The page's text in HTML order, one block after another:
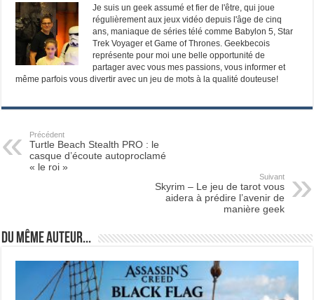
Je suis un geek assumé et fier de l'être, qui joue
régulièrement aux jeux vidéo depuis l'âge de cinq
ans, maniaque de séries télé comme Babylon 5, Star
Trek Voyager et Game of Thrones. Geekbecois
représente pour moi une belle opportunité de
partager avec vous mes passions, vous informer et
même parfois vous divertir avec un jeu de mots à la qualité douteuse!
Précédent
Turtle Beach Stealth PRO : le
casque d’écoute autoproclamé
« le roi »
Suivant
Skyrim – Le jeu de tarot vous
aidera à prédire l’avenir de
manière geek
Du même auteur...